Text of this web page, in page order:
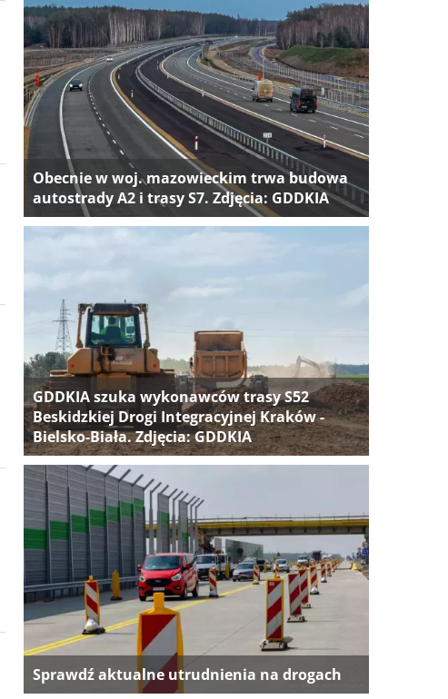
Obecnie w woj. mazowieckim trwa budowa
autostrady A2 i trasy S7. Zdjęcia: GDDKIA
GDDKIA szuka wykonawców trasy S52
Beskidzkiej Drogi Integracyjnej Kraków -
Bielsko-Biała. Zdjęcia: GDDKIA
Sprawdź aktualne utrudnienia na drogach